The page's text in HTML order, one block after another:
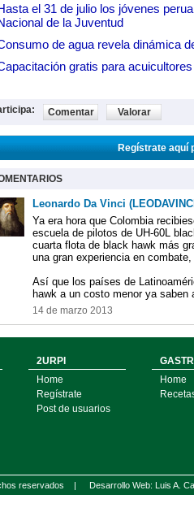
el 31 de julio los jóvenes
de la Juventud
de agua revela dinámica
gratis para
Comentar Valorar
Regístrate aquí
Leonardo Da Vinci
Ya era hora que Colombia
escuela de pilotos de UH-60L
cuarta flota de black hawk más
una gran experiencia en
Así que los países de
hawk a un costo menor ya saben
14 de marzo 2013
2URPI
Home
Regístrate
Post de usuarios
Home
reservados | Desarrollo Web: Luis